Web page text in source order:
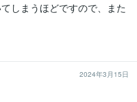
しまうほどですので、また
2024年3月15日